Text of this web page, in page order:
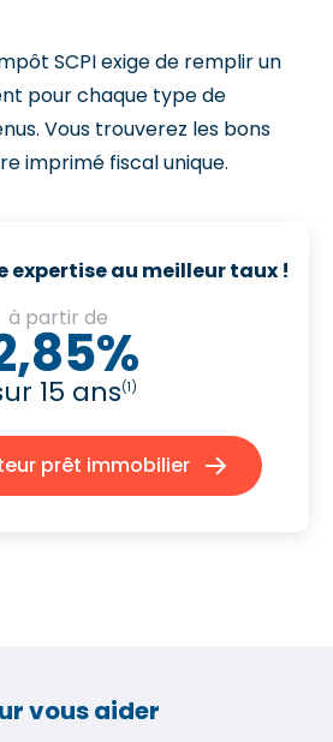
SCPI exige de remplir un
pour chaque type de
Vous trouverez les bons
imprimé fiscal unique.
expertise au meilleur taux !
à partir de
15 ans(1)
prêt immobilier
vous aider